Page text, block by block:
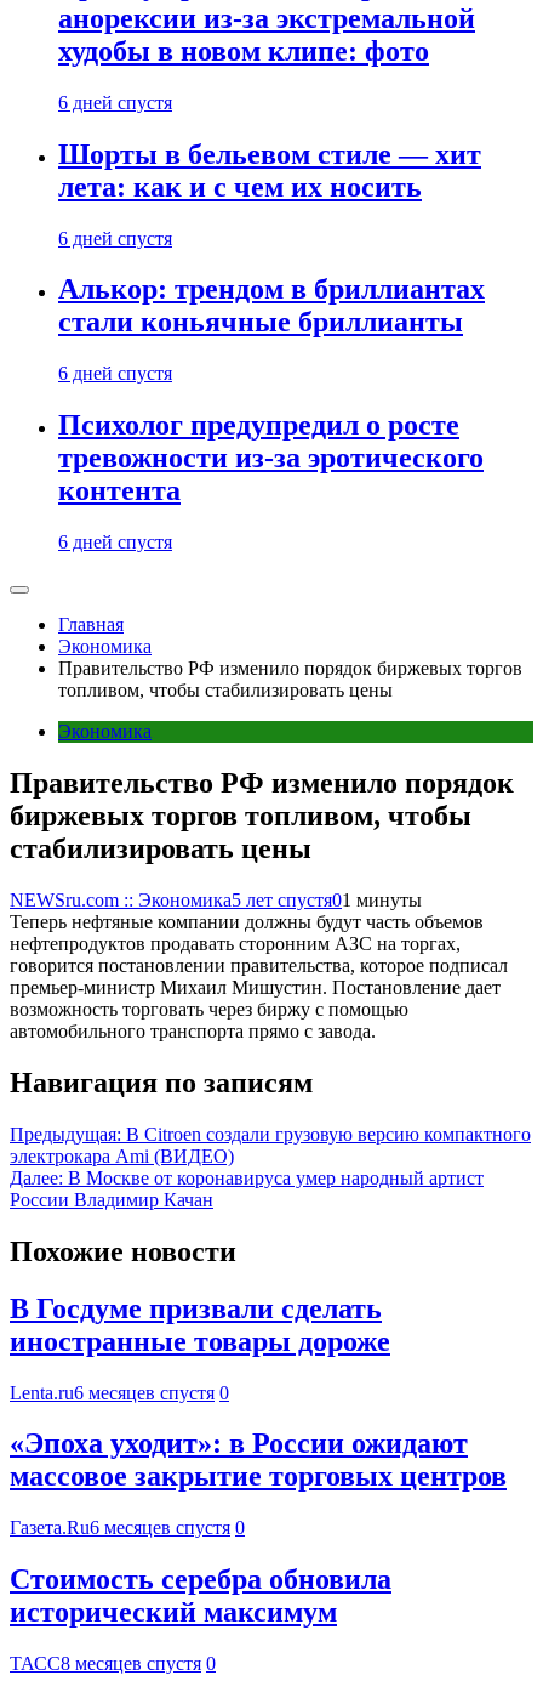
анорексии из-за экстремальной
худобы в новом клипе: фото
6 дней спустя
Шорты в бельевом стиле — хит
лета: как и с чем их носить
6 дней спустя
Алькор: трендом в бриллиантах
стали коньячные бриллианты
6 дней спустя
Психолог предупредил о росте
тревожности из-за эротического
контента
6 дней спустя
Главная
Экономика
Правительство РФ изменило порядок биржевых торгов
топливом, чтобы стабилизировать цены
Экономика
Правительство РФ изменило порядок
биржевых торгов топливом, чтобы
стабилизировать цены
NEWSru.com :: Экономика5 лет спустя01 минуты
Теперь нефтяные компании должны будут часть объемов
нефтепродуктов продавать сторонним АЗС на торгах,
говорится постановлении правительства, которое подписал
премьер-министр Михаил Мишустин. Постановление дает
возможность торговать через биржу с помощью
автомобильного транспорта прямо с завода.
Навигация по записям
Предыдущая: В Citroen создали грузовую версию компактного
электрокара Ami (ВИДЕО)
Далее: В Москве от коронавируса умер народный артист
России Владимир Качан
Похожие новости
В Госдуме призвали сделать
иностранные товары дороже
Lenta.ru6 месяцев спустя 0
«Эпоха уходит»: в России ожидают
массовое закрытие торговых центров
Газета.Ru6 месяцев спустя 0
Стоимость серебра обновила
исторический максимум
ТАСС8 месяцев спустя 0